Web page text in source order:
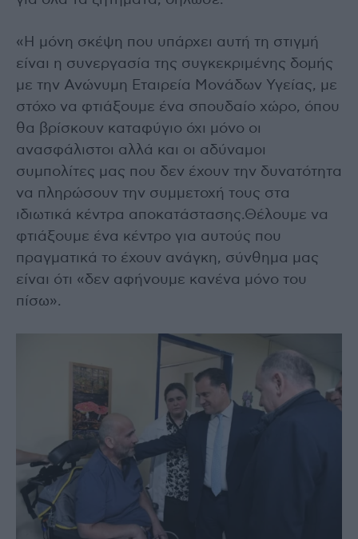
«Η μόνη σκέψη που υπάρχει αυτή τη στιγμή
είναι η συνεργασία της συγκεκριμένης δομής
με την Ανώνυμη Εταιρεία Μονάδων Υγείας, με
στόχο να φτιάξουμε ένα σπουδαίο χώρο, όπου
θα βρίσκουν καταφύγιο όχι μόνο οι
ανασφάλιστοι αλλά και οι αδύναμοι
συμπολίτες μας που δεν έχουν την δυνατότητα
να πληρώσουν την συμμετοχή τους στα
ιδιωτικά κέντρα αποκατάστασης.Θέλουμε να
φτιάξουμε ένα κέντρο για αυτούς που
πραγματικά το έχουν ανάγκη, σύνθημα μας
είναι ότι «δεν αφήνουμε κανένα μόνο του
πίσω».